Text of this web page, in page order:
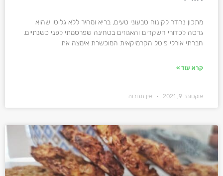
מתכון נהדר לקינוח טבעוני טעים, בריא ומהיר ללא גלוטן שהוא
גרסה לכדורי השקדים והאגוזים בטחינה שפרסמתי לפני כשנתיים.
חברתי אורלי פיטל הקרמיקאית המוכשרת אימצה את
קרא עוד »
אוקטובר 9, 2021 אין תגובות